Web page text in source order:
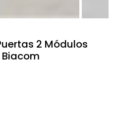
2 Módulos
Biacom